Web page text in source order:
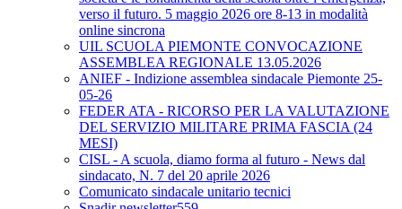
verso il futuro. 5 maggio 2026 ore 8-13 in modalità
online sincrona
UIL SCUOLA PIEMONTE CONVOCAZIONE
ASSEMBLEA REGIONALE 13.05.2026
ANIEF - Indizione assemblea sindacale Piemonte 25-
05-26
FEDER ATA - RICORSO PER LA VALUTAZIONE
DEL SERVIZIO MILITARE PRIMA FASCIA (24
MESI)
CISL - A scuola, diamo forma al futuro - News dal
sindacato, N. 7 del 20 aprile 2026
Comunicato sindacale unitario tecnici